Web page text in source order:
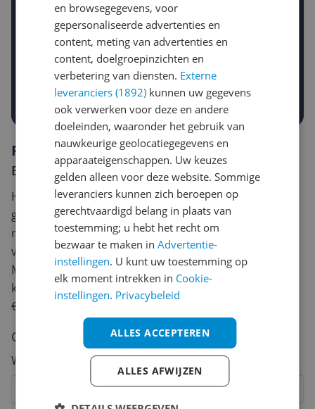
Gewenste daling of bedrag
-10% -15%
Gewenste prijs
Prijsalert aanzetten
Reviews
Er zijn nog geen reviews geschreven
Heb jij dit product in bezit en wil je graag je mening
geven? Start dan hieronder met het schrijven van je
review. Afhankelijk van de details duurt het schrijven
van een review gemiddeld tussen de 3 en 10 minuten.
Met jouw mening help je andere bezoekers een betere
keuze te maken én maak je iedere maand kans op
€250,-!
Klik hier voor de actievoorwaarden.
Cijfer
Welk cijfer geef jij dit product?
8
7
6
5
4
en browsegegevens, voor
gepersonaliseerde advertenties en
content, meting van advertenties en
content, doelgroepinzichten en
verbetering van diensten. Externe
leveranciers (1892) kunnen uw gegevens
ook verwerken voor deze en andere
doeleinden, waaronder het gebruik van
nauwkeurige geolocatiegegevens en
apparaateigenschappen. Uw keuzes
gelden alleen voor deze website. Sommige
leveranciers kunnen zich beroepen op
gerechtvaardigd belang in plaats van
toestemming; u hebt het recht om
bezwaar te maken inAdvertentie-
instellingen. U kunt uw toestemming op
elk moment intrekken in Cookie-
instellingen. Privacybeleid
ALLES ACCEPTEREN
ALLES AFWIJZEN